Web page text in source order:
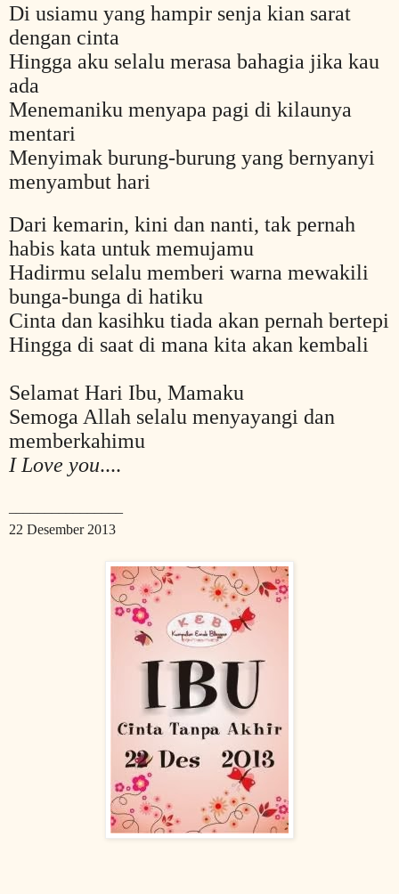
Di usiamu yang hampir senja kian sarat
dengan cinta
Hingga aku selalu merasa bahagia jika kau
ada
Menemaniku menyapa pagi di kilaunya
mentari
Menyimak burung-burung yang bernyanyi
menyambut hari
Dari kemarin, kini dan nanti, tak pernah
habis kata untuk memujamu
Hadirmu selalu memberi warna mewakili
bunga-bunga di hatiku
Cinta dan kasihku tiada akan pernah bertepi
Hingga di saat di mana kita akan kembali
Selamat Hari Ibu, Mamaku
Semoga Allah selalu menyayangi dan
memberkahimu
I Love you....
22 Desember 2013